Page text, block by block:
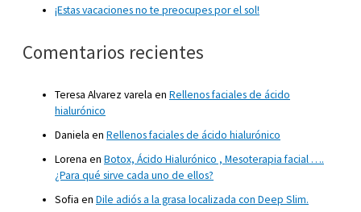
¡Estas vacaciones no te preocupes por el sol!
Comentarios recientes
Teresa Alvarez varela en Rellenos faciales de ácido
hialurónico
Daniela en Rellenos faciales de ácido hialurónico
Lorena en Botox, Ácido Hialurónico , Mesoterapia facial ….
¿Para qué sirve cada uno de ellos?
Sofia en Dile adiós a la grasa localizada con Deep Slim.